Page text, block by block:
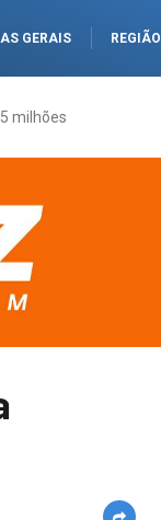
GERAIS REGIÃO
milhões